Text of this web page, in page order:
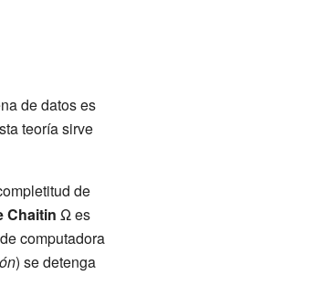
de datos es
teoría sirve
de
Chaitin Ω es
computadora
) se detenga